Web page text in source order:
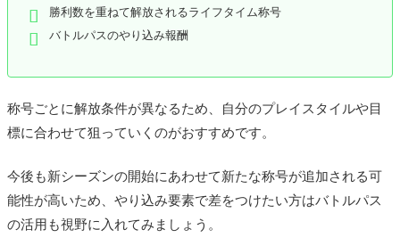
勝利数を重ねて解放されるライフタイム称号
バトルパスのやり込み報酬
称号ごとに解放条件が異なるため、自分のプレイスタイルや目
標に合わせて狙っていくのがおすすめです。
今後も新シーズンの開始にあわせて新たな称号が追加される可
能性が高いため、やり込み要素で差をつけたい方はバトルパス
の活用も視野に入れてみましょう。